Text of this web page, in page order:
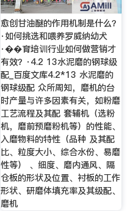
愈创甘油醚的作用机制是什么？
·如何挑选和喂养罗威纳幼犬
·��育培训行业如何做营销才
有效？·4.2 13水泥磨的钢球级
配_百度文库4.2*13 水泥磨的
钢球级配 众所周知，磨机的台
时产量与许多因素有关，如粉磨
工艺流程及其配 套辅机（选粉
机，磨前预磨粉机等）的性能、
入磨物料的特性（品种 及其配
比、粒度大小、综合水份、易磨
性等） 、细度、磨内通风、隔
仓板的形状及位置、衬板的工作
形状、研磨体填充率及其级配、
磨机